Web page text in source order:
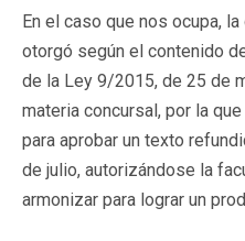
En el caso que nos ocupa,
otorgó según el contenido
de la Ley 9/2015, de 25 de
materia concursal, por la
para aprobar un texto
de julio, autorizándose la
armonizar para lograr un